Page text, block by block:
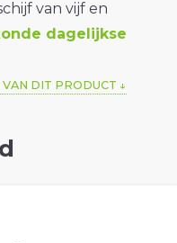
van vijf en
dagelijkse
DIT PRODUCT